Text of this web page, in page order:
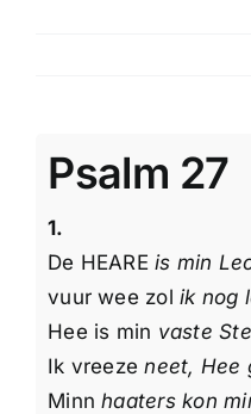
Psalmen
Media
Over mij
Overige Informatie
Psalm 27
1.
De HEAREis min
vuur wee zol ik nog
Hee is min vaste
Ik vreezeneet, Hee
Minnhaaters kon